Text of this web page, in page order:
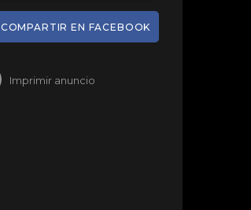
COMPARTIR EN FACEBOOK
Imprimir anuncio